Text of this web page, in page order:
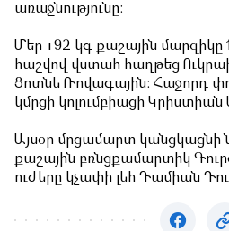
առաջնությունը:
Մեր +92 կգ քաշային մարզիկը
հաշվով վստահ հաղթեց
Ցոտնե Ռովագային: Հաջորդ
կմրցի կոլումբիացի Կրիստիան
Այսօր մրցամարտ կանցկացնի
քաշային բռնցքամարտիկ
ուժերը կչափի լեհ Դամիան